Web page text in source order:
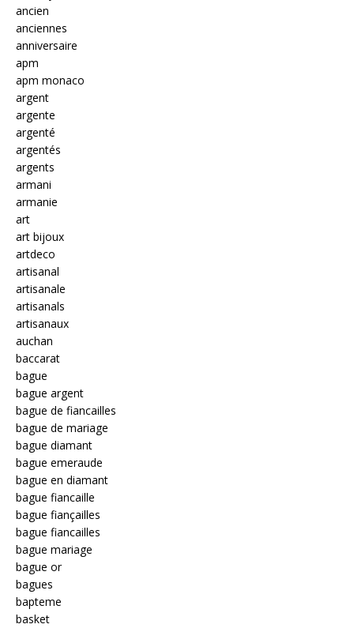
ancien
anciennes
anniversaire
apm
apm monaco
argent
argente
argenté
argentés
argents
armani
armanie
art
art bijoux
artdeco
artisanal
artisanale
artisanals
artisanaux
auchan
baccarat
bague
bague argent
bague de fiancailles
bague de mariage
bague diamant
bague emeraude
bague en diamant
bague fiancaille
bague fiançailles
bague fiancailles
bague mariage
bague or
bagues
bapteme
basket